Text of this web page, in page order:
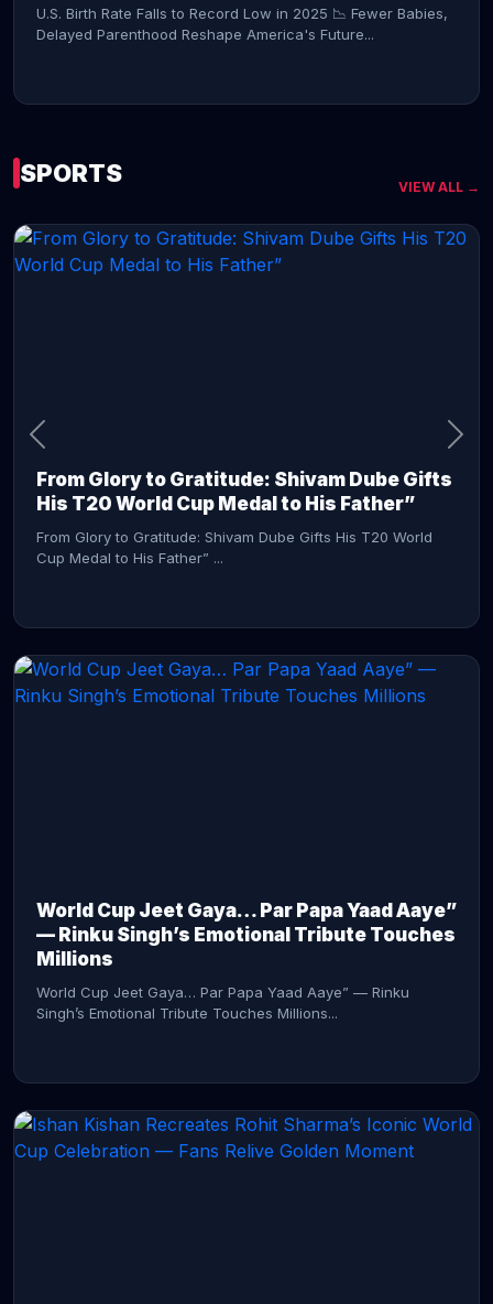
U.S. Birth Rate Falls to Record Low in 2025 📉 Fewer Babies,
Delayed Parenthood Reshape America's Future...
SPORTS VIEW ALL →
From Glory to Gratitude: Shivam Dube Gifts
His T20 World Cup Medal to His Father”
From Glory to Gratitude: Shivam Dube Gifts His T20 World
Cup Medal to His Father” ...
World Cup Jeet Gaya… Par Papa Yaad Aaye”
— Rinku Singh’s Emotional Tribute Touches
Millions
World Cup Jeet Gaya… Par Papa Yaad Aaye” — Rinku
Singh’s Emotional Tribute Touches Millions...